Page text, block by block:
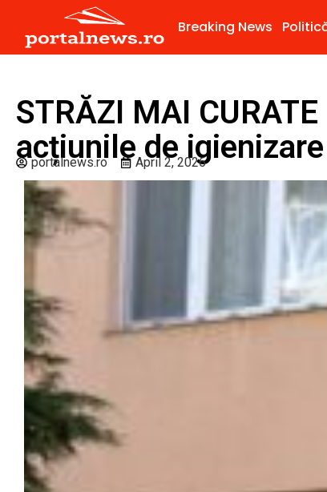
Breaking News
STRĂZI MAI
acțiunile de igienizare
portalnews.ro April 2, 2026